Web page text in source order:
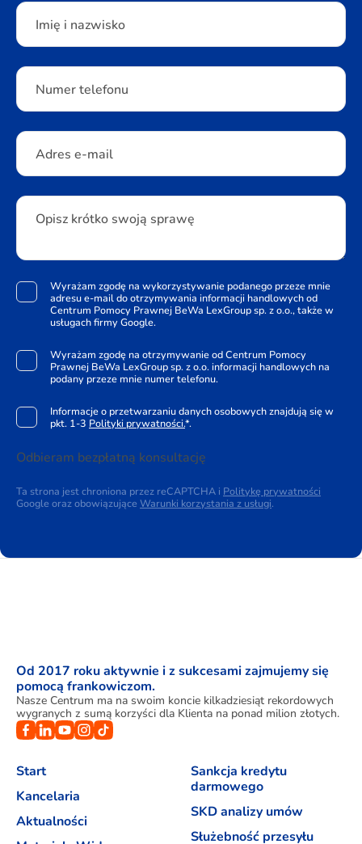
Please leave this field empty.
Imię i nazwisko
Numer telefonu
Adres e-mail
Opisz krótko swoją sprawę
Wyrażam zgodę na wykorzystywanie podanego przeze mnie
adresu e-mail do otrzymywania informacji handlowych od
Centrum Pomocy Prawnej BeWa LexGroup sp. z o.o., także w
usługach firmy Google.
Wyrażam zgodę na otrzymywanie od Centrum Pomocy
Prawnej BeWa LexGroup sp. z o.o. informacji handlowych na
podany przeze mnie numer telefonu.
Informacje o przetwarzaniu danych osobowych znajdują się w
pkt. 1-3 Polityki prywatności.*.
Odbieram bezpłatną konsultację
Ta strona jest chroniona przez reCAPTCHA i Politykę prywatności
Google oraz obowiązujące Warunki korzystania z usługi.
Od 2017 roku aktywnie i z sukcesami zajmujemy się
pomocą frankowiczom.
Nasze Centrum ma na swoim koncie kilkadziesiąt rekordowych
wygranych z sumą korzyści dla Klienta na ponad milion złotych.
Start
Kancelaria
Aktualności
Sankcja kredytu
darmowego
SKD analizy umów
Służebność przesyłu